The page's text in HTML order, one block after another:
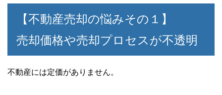
【不動産売却の悩みその１】
売却価格や売却プロセスが不透明
不動産には定価がありません。